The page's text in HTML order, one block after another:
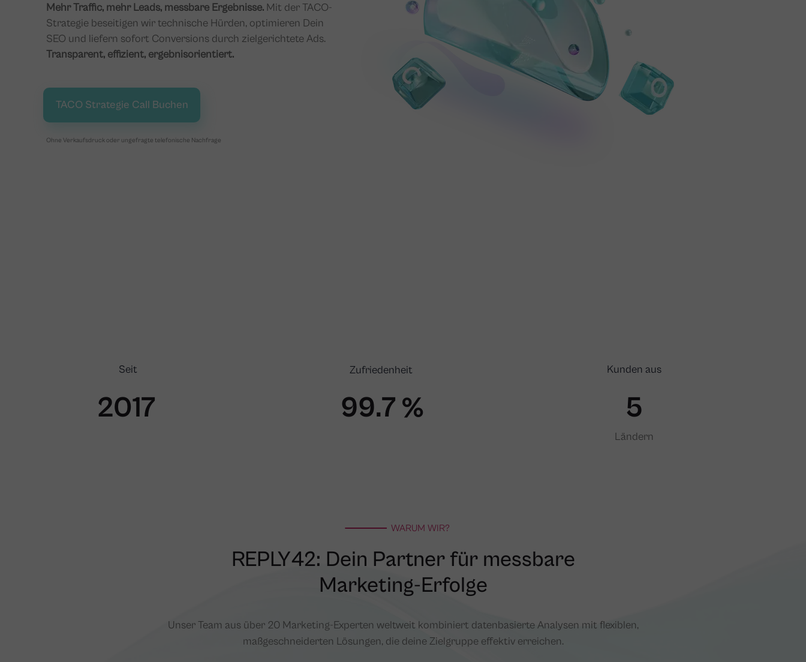
Mehr Traffic, mehr Leads, messbare Ergebnisse. Mit der TACO-
Strategie beseitigen wir technische Hürden, optimieren Dein
SEO und liefern sofort Conversions durch zielgerichtete Ads.
Transparent, effizient, ergebnisorientiert.
TACO Strategie Call Buchen
Ohne Verkaufsdruck oder ungefragte telefonische Nachfrage
Ländern
Kunden aus
6
Zufriedenheit
%
99.8
Seit
2019
WARUM WIR?
REPLY42: Dein Partner für messbare
Marketing-Erfolge
Unser Team aus über 20 Marketing-Experten weltweit kombiniert datenbasierte Analysen mit flexiblen,
maßgeschneiderten Lösungen, die deine Zielgruppe effektiv erreichen.